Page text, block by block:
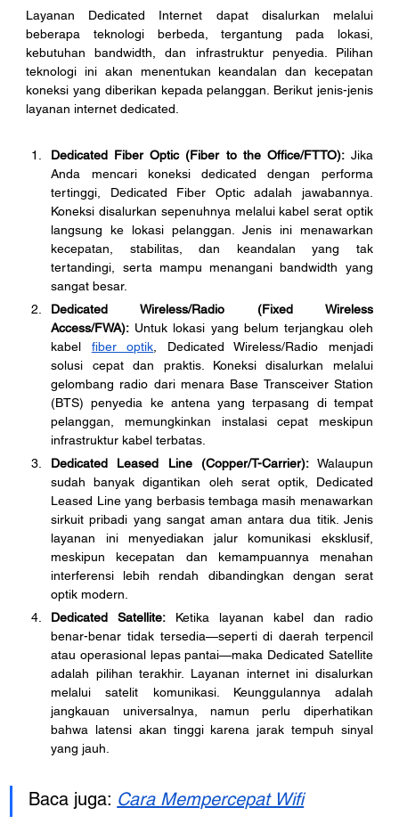
Layanan Dedicated Internet dapat disalurkan melalui
beberapa teknologi berbeda, tergantung pada lokasi,
kebutuhan bandwidth, dan infrastruktur penyedia. Pilihan
teknologi ini akan menentukan keandalan dan kecepatan
koneksi yang diberikan kepada pelanggan. Berikut jenis-jenis
layanan internet dedicated.
Dedicated Fiber Optic (Fiber to the Office/FTTO): Jika
Anda mencari koneksi dedicated dengan performa
tertinggi, Dedicated Fiber Optic adalah jawabannya.
Koneksi disalurkan sepenuhnya melalui kabel serat optik
langsung ke lokasi pelanggan. Jenis ini menawarkan
kecepatan, stabilitas, dan keandalan yang tak
tertandingi, serta mampu menangani bandwidth yang
sangat besar.
Dedicated Wireless/Radio (Fixed Wireless
Access/FWA): Untuk lokasi yang belum terjangkau oleh
kabel fiber optik , Dedicated Wireless/Radio menjadi
solusi cepat dan praktis. Koneksi disalurkan melalui
gelombang radio dari menara Base Transceiver Station
(BTS) penyedia ke antena yang terpasang di tempat
pelanggan, memungkinkan instalasi cepat meskipun
infrastruktur kabel terbatas.
Dedicated Leased Line (Copper/T-Carrier): Walaupun
sudah banyak digantikan oleh serat optik, Dedicated
Leased Line yang berbasis tembaga masih menawarkan
sirkuit pribadi yang sangat aman antara dua titik. Jenis
layanan ini menyediakan jalur komunikasi eksklusif,
meskipun kecepatan dan kemampuannya menahan
interferensi lebih rendah dibandingkan dengan serat
optik modern.
Dedicated Satellite: Ketika layanan kabel dan radio
benar-benar tidak tersedia—seperti di daerah terpencil
atau operasional lepas pantai—maka Dedicated Satellite
adalah pilihan terakhir. Layanan internet ini disalurkan
melalui satelit komunikasi. Keunggulannya adalah
jangkauan universalnya, namun perlu diperhatikan
bahwa latensi akan tinggi karena jarak tempuh sinyal
yang jauh.
Baca juga: Cara Mempercepat Wifi